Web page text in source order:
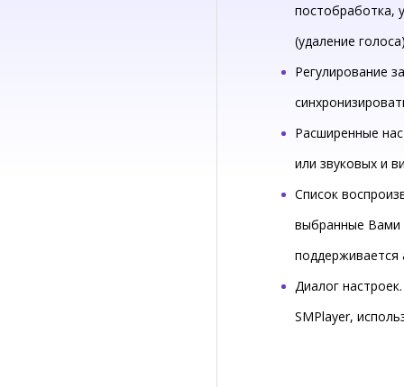
постобработка,
(удаление
Регулирование
Расширенные
или звуковых и
Список
выбранные Вами
Диалог
SMPlayer,